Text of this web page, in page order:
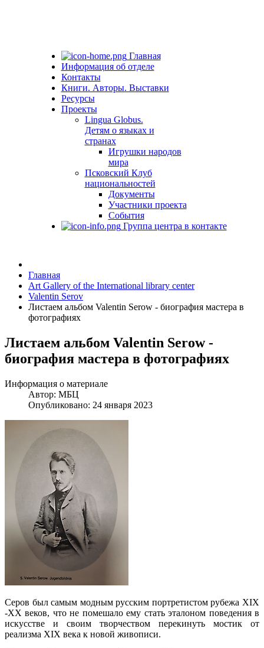
Главная
Информация об отделе
Контакты
Книги. Авторы. Выставки
Ресурсы
Проекты
Lingua Globus.
Детям о языках и
странах
Игрушки народов
мира
Псковский Клуб
национальностей
Документы
Участники проекта
События
Группа центра в контакте
Главная
Art Gallery of the International library center
Valentin Serov
Листаем альбом Valentin Serow - биография мастера в
фотографиях
Листаем альбом Valentin Serow -
биография мастера в фотографиях
Информация о материале
Автор: МБЦ
Опубликовано: 24 января 2023
Серов был самым модным русским портретистом рубежа XIX
-XX веков, что не помешало ему стать эталоном поведения в
искусстве и своим творчеством перекинуть мостик от
реализма XIX века к новой живописи.